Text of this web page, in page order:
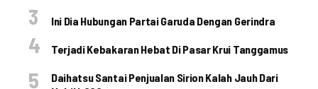
Ini Dia Hubungan Partai Garuda Dengan Gerindra
Terjadi Kebakaran Hebat Di Pasar Krui Tanggamus
Daihatsu Santai Penjualan Sirion Kalah Jauh Dari